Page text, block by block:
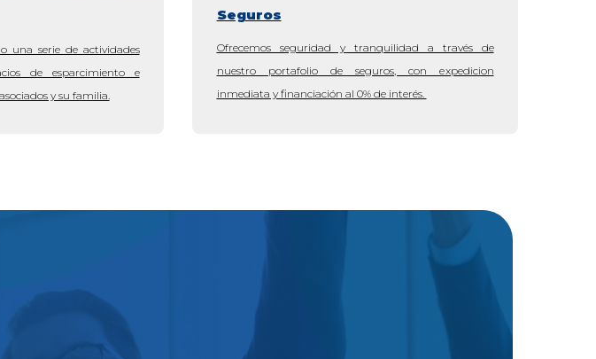
una serie de actividades
de esparcimiento e
y su familia.
Seguros
Ofrecemos seguridad y tranquilidad a través de
nuestro portafolio de seguros, con expedicion
inmediata y financiación al 0% de interés.